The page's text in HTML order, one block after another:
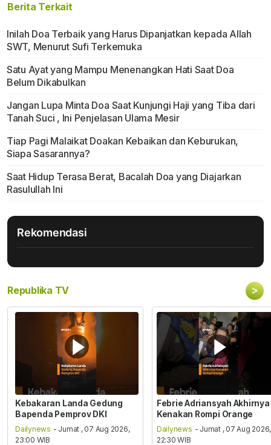
Berita Terkait
Inilah Doa Terbaik yang Harus Dipanjatkan kepada Allah
SWT, Menurut Sufi Terkemuka
Satu Ayat yang Mampu Menenangkan Hati Saat Doa
Belum Dikabulkan
Jangan Lupa Minta Doa Saat Kunjungi Haji yang Tiba dari
Tanah Suci , Ini Penjelasan Ulama Mesir
Tiap Pagi Malaikat Doakan Kebaikan dan Keburukan,
Siapa Sasarannya?
Saat Hidup Terasa Berat, Bacalah Doa yang Diajarkan
Rasulullah Ini
Rekomendasi
Republika TV >
Kebakaran Landa Gedung
Bapenda Pemprov DKI
Dailynews - Jumat , 07 Aug 2026,
23:00 WIB
Febrie Adriansyah Akhirnya
Kenakan Rompi Orange
Dailynews - Jumat , 07 Aug 2026,
22:30 WIB